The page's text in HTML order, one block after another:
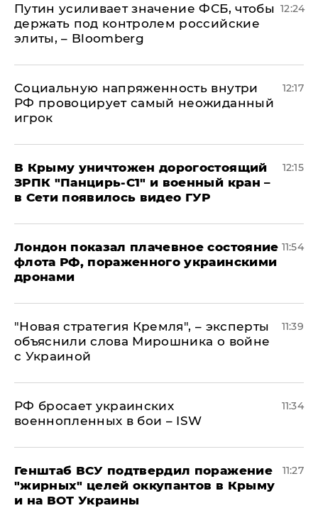
Путин усиливает значение ФСБ, чтобы
держать под контролем российские
элиты, – Bloomberg
12:24
Социальную напряженность внутри
РФ провоцирует самый неожиданный
игрок
12:17
В Крыму уничтожен дорогостоящий
ЗРПК "Панцирь-С1" и военный кран –
в Сети появилось видео ГУР
12:15
Лондон показал плачевное состояние
флота РФ, пораженного украинскими
дронами
11:54
"Новая стратегия Кремля", – эксперты
объяснили слова Мирошника о войне
с Украиной
11:39
РФ бросает украинских
военнопленных в бои – ISW
11:34
Генштаб ВСУ подтвердил поражение
"жирных" целей оккупантов в Крыму
и на ВОТ Украины
11:27